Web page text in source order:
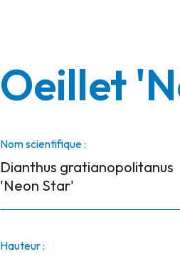
Oeillet
Nom scientifique :
Dianthus gratianopolitanus
'Neon Star'
Hauteur :